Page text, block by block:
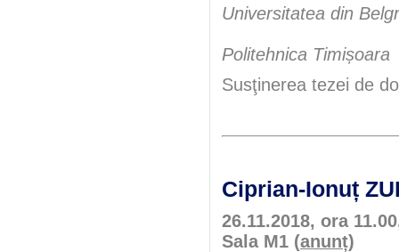
Universitatea din
Politehnica Timișoara
Susţinerea tezei de
Ciprian-Ionuț
26.11.2018, ora
Sala M1 (anunț)